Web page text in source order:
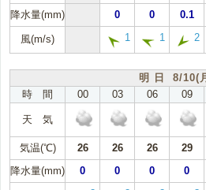
降水量(mm)
0 0 0.1
風(m/s) 1 1 2
明 日 8/10(
時 間
00 03 06 09
天 気
気温(℃) 26 26 26 29
降水量(mm)
0 0 0 0